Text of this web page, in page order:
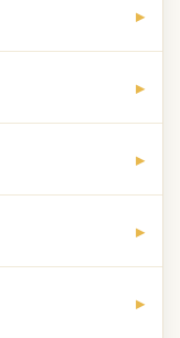
▸
▸
▸
▸
▸